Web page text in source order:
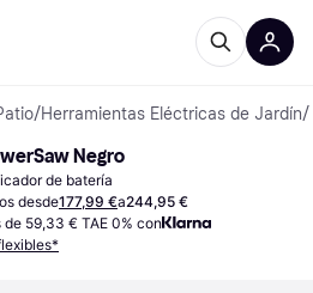
/Herramientas Eléctricas de Jardín/
Negro
de batería
desde177,99 €a244,95 €
59,33 € TAE 0% con